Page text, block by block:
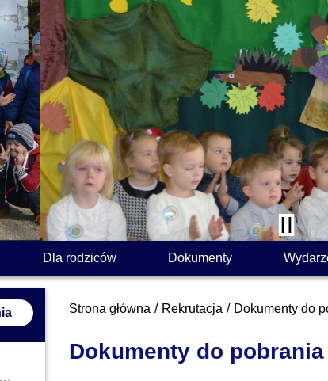
Dla rodziców Dokumenty
Strona główna Rekrutacja Dokumenty do
Dokumenty do pobrania